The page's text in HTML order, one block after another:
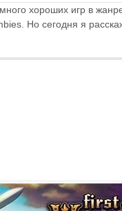
хороших игр в
Но сегодня я